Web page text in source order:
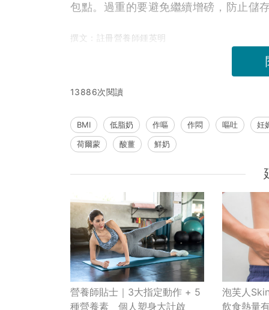
包點。過重的要避免繼續增磅，防止儲
撰文：註冊營養師鍾英明
13886次閱讀
BMI 低脂奶 作嘔 作悶 嘔吐
妊
荷爾蒙
酸薑 鮮奶
營養師貼士｜3大指定動作 + 5
種營養素 個人塑身大計啟
泡芙人
飲食熱量